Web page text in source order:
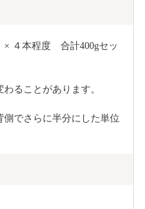
４本程度　合計400gセッ
ることがあります。
でさらに半分にした単位